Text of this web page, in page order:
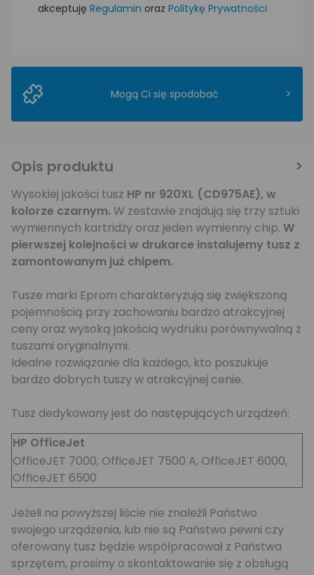
akceptuję Regulamin oraz Politykę Prywatności
Mogą Ci się spodobać >
Opis produktu
Wysokiej jakości tusz HP nr 920XL (CD975AE), w
kolorze czarnym. W zestawie znajdują się trzy sztuki
wymiennych kartridży oraz jeden wymienny chip. W
pierwszej kolejności w drukarce instalujemy tusz z
zamontowanym już chipem.
Tusze marki Eprom charakteryzują się zwiększoną
pojemnością przy zachowaniu bardzo atrakcyjnej
ceny oraz wysoką jakością wydruku porównywalną z
tuszami oryginalnymi.
Idealne rozwiązanie dla każdego, kto poszukuje
bardzo dobrych tuszy w atrakcyjnej cenie.
Tusz dedykowany jest do następujących urządzeń:
HP OfficeJet
OfficeJET 7000, OfficeJET 7500 A, OfficeJET 6000,
OfficeJET 6500
Jeżeli na powyższej liście nie znaleźli Państwo
swojego urządzenia, lub nie są Państwo pewni czy
oferowany tusz będzie współpracował z Państwa
sprzętem, prosimy o skontaktowanie się z obsługą